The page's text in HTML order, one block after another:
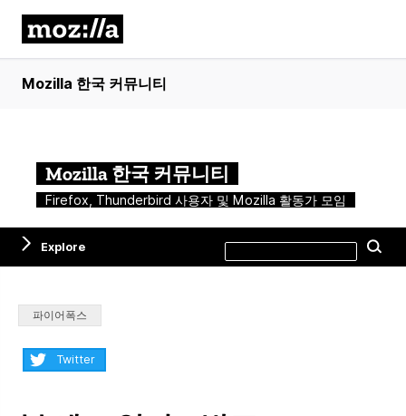
Mozilla 한국 커뮤니티
Mozilla 한국 커뮤니티
Firefox, Thunderbird 사용자 및 Mozilla 활동가 모임
Explore
this
site
Categories:
파이어폭스
Share:Twitter